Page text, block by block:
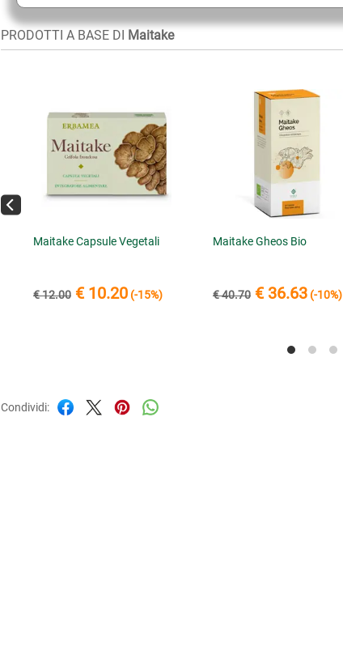
PRODOTTI A BASE DI Maitake
Maitake Capsule Vegetali
€ 12.00 € 10.20(-15%)
Maitake Gheos Bio
€ 40.70 € 36.63(-10%)
Condividi: